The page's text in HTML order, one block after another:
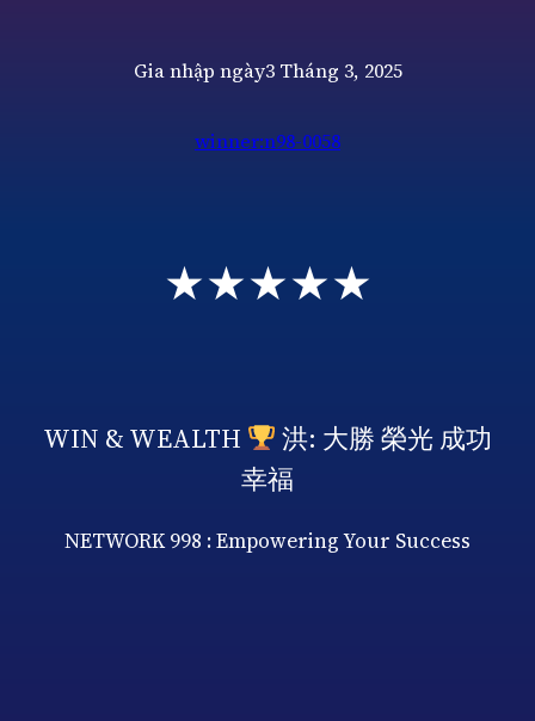
Gia nhập ngày3 Tháng 3, 2025
winner:n98-0058
★★★★★
WIN & WEALTH
洪: 大勝 榮光 成功
幸福
NETWORK 998 : Empowering Your Success